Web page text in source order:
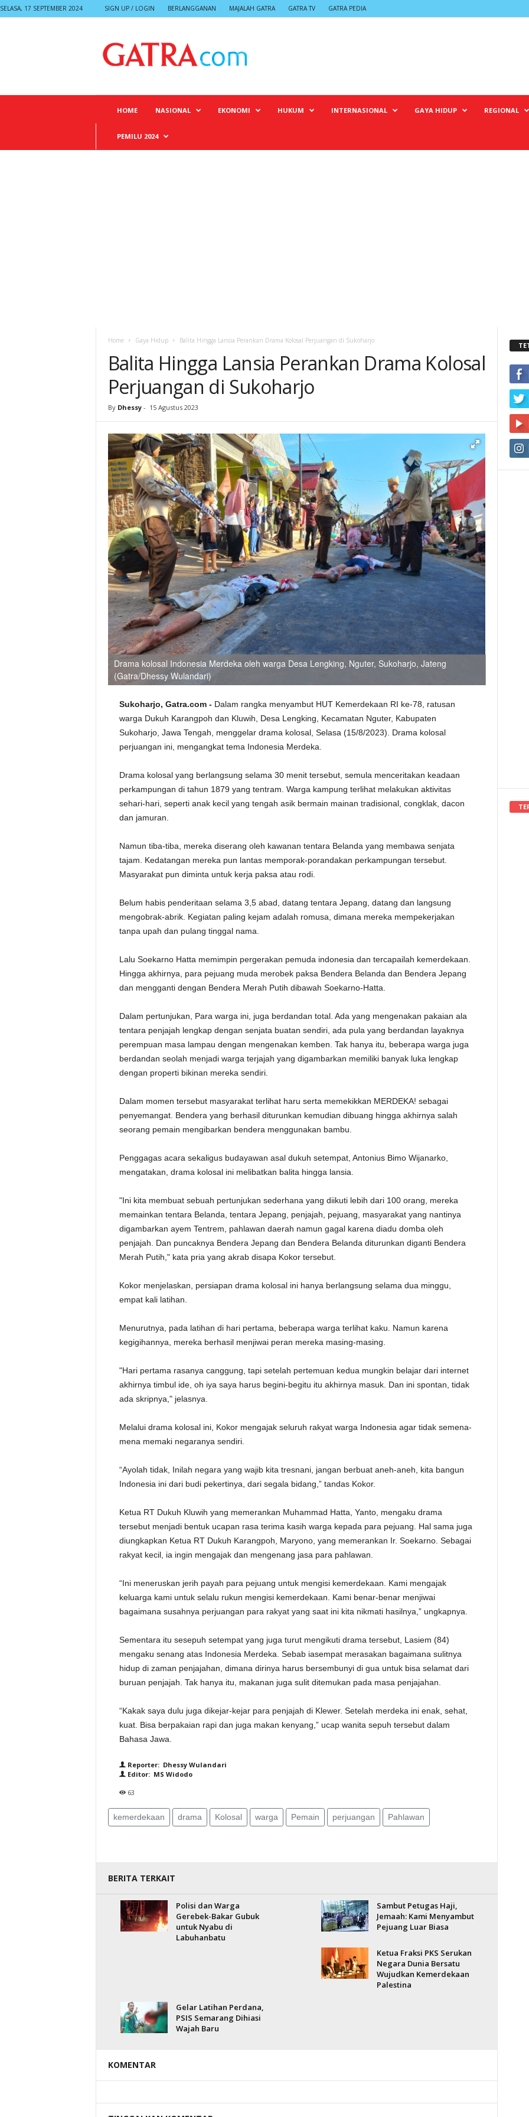
SELASA, 17 SEPTEMBER 2024 SIGN UP / LOGIN BERLANGGANAN MAJALAH GATRA GATRA TV GATRA PEDIA
HOME NASIONAL EKONOMI HUKUM INTERNASIONAL GAYA HIDUP REGIONAL
PEMILU 2024
Home Gaya Hidup Balita Hingga Lansia Perankan Drama Kolosal Perjuangan di Sukoharjo
Balita Hingga Lansia Perankan Drama Kolosal
Perjuangan di Sukoharjo
By Dhessy - 15 Agustus 2023
Drama kolosal Indonesia Merdeka oleh warga Desa Lengking, Nguter, Sukoharjo, Jateng
(Gatra/Dhessy Wulandari)
Sukoharjo, Gatra.com -Dalam rangka menyambut HUT Kemerdekaan RI ke-78, ratusan
warga Dukuh Karangpoh dan Kluwih, Desa Lengking, Kecamatan Nguter, Kabupaten
Sukoharjo, Jawa Tengah, menggelar drama kolosal, Selasa (15/8/2023). Drama kolosal
perjuangan ini, mengangkat tema Indonesia Merdeka.
Drama kolosal yang berlangsung selama 30 menit tersebut, semula menceritakan keadaan
perkampungan di tahun 1879 yang tentram. Warga kampung terlihat melakukan aktivitas
sehari-hari, seperti anak kecil yang tengah asik bermain mainan tradisional, congklak, dacon
dan jamuran.
Namun tiba-tiba, mereka diserang oleh kawanan tentara Belanda yang membawa senjata
tajam. Kedatangan mereka pun lantas memporak-porandakan perkampungan tersebut.
Masyarakat pun diminta untuk kerja paksa atau rodi.
Belum habis penderitaan selama 3,5 abad, datang tentara Jepang, datang dan langsung
mengobrak-abrik. Kegiatan paling kejam adalah romusa, dimana mereka mempekerjakan
tanpa upah dan pulang tinggal nama.
Lalu Soekarno Hatta memimpin pergerakan pemuda indonesia dan tercapailah kemerdekaan.
Hingga akhirnya, para pejuang muda merobek paksa Bendera Belanda dan Bendera Jepang
dan mengganti dengan Bendera Merah Putih dibawah Soekarno-Hatta.
Dalam pertunjukan, Para warga ini, juga berdandan total. Ada yang mengenakan pakaian ala
tentara penjajah lengkap dengan senjata buatan sendiri, ada pula yang berdandan layaknya
perempuan masa lampau dengan mengenakan kemben. Tak hanya itu, beberapa warga juga
berdandan seolah menjadi warga terjajah yang digambarkan memiliki banyak luka lengkap
dengan properti bikinan mereka sendiri.
Dalam momen tersebut masyarakat terlihat haru serta memekikkan MERDEKA! sebagai
penyemangat. Bendera yang berhasil diturunkan kemudian dibuang hingga akhirnya salah
seorang pemain mengibarkan bendera menggunakan bambu.
Penggagas acara sekaligus budayawan asal dukuh setempat, Antonius Bimo Wijanarko,
mengatakan, drama kolosal ini melibatkan balita hingga lansia.
"Ini kita membuat sebuah pertunjukan sederhana yang diikuti lebih dari 100 orang, mereka
memainkan tentara Belanda, tentara Jepang, penjajah, pejuang, masyarakat yang nantinya
digambarkan ayem Tentrem, pahlawan daerah namun gagal karena diadu domba oleh
penjajah. Dan puncaknya Bendera Jepang dan Bendera Belanda diturunkan diganti Bendera
Merah Putih," kata pria yang akrab disapa Kokor tersebut.
Kokor menjelaskan, persiapan drama kolosal ini hanya berlangsung selama dua minggu,
empat kali latihan.
Menurutnya, pada latihan di hari pertama, beberapa warga terlihat kaku. Namun karena
kegigihannya, mereka berhasil menjiwai peran mereka masing-masing.
"Hari pertama rasanya canggung, tapi setelah pertemuan kedua mungkin belajar dari internet
akhirnya timbul ide, oh iya saya harus begini-begitu itu akhirnya masuk. Dan ini spontan, tidak
ada skripnya," jelasnya.
Melalui drama kolosal ini, Kokor mengajak seluruh rakyat warga Indonesia agar tidak semena-
mena memaki negaranya sendiri.
“Ayolah tidak, Inilah negara yang wajib kita tresnani, jangan berbuat aneh-aneh, kita bangun
Indonesia ini dari budi pekertinya, dari segala bidang,” tandas Kokor.
Ketua RT Dukuh Kluwih yang memerankan Muhammad Hatta, Yanto, mengaku drama
tersebut menjadi bentuk ucapan rasa terima kasih warga kepada para pejuang. Hal sama juga
diungkapkan Ketua RT Dukuh Karangpoh, Maryono, yang memerankan Ir. Soekarno. Sebagai
rakyat kecil, ia ingin mengajak dan mengenang jasa para pahlawan.
“Ini meneruskan jerih payah para pejuang untuk mengisi kemerdekaan. Kami mengajak
keluarga kami untuk selalu rukun mengisi kemerdekaan. Kami benar-benar menjiwai
bagaimana susahnya perjuangan para rakyat yang saat ini kita nikmati hasilnya,” ungkapnya.
Sementara itu sesepuh setempat yang juga turut mengikuti drama tersebut, Lasiem (84)
mengaku senang atas Indonesia Merdeka. Sebab iasempat merasakan bagaimana sulitnya
hidup di zaman penjajahan, dimana dirinya harus bersembunyi di gua untuk bisa selamat dari
buruan penjajah. Tak hanya itu, makanan juga sulit ditemukan pada masa penjajahan.
“Kakak saya dulu juga dikejar-kejar para penjajah di Klewer. Setelah merdeka ini enak, sehat,
kuat. Bisa berpakaian rapi dan juga makan kenyang,” ucap wanita sepuh tersebut dalam
Bahasa Jawa.
Reporter: Dhessy Wulandari
Editor: MS Widodo
63
kemerdekaan drama Kolosal warga Pemain perjuangan Pahlawan
BERITA TERKAIT
Polisi dan Warga
Gerebek-Bakar Gubuk
untuk Nyabu di
Labuhanbatu
Sambut Petugas Haji,
Jemaah: Kami Menyambut
Pejuang Luar Biasa
Ketua Fraksi PKS Serukan
Negara Dunia Bersatu
Wujudkan Kemerdekaan
Palestina
Gelar Latihan Perdana,
PSIS Semarang Dihiasi
Wajah Baru
KOMENTAR